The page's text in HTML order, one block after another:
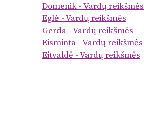
Domenik - Vardų reikšmės
Eglė - Vardų reikšmės
Gerda - Vardų reikšmės
Eisminta - Vardų reikšmės
Eitvaldė - Vardų reikšmės